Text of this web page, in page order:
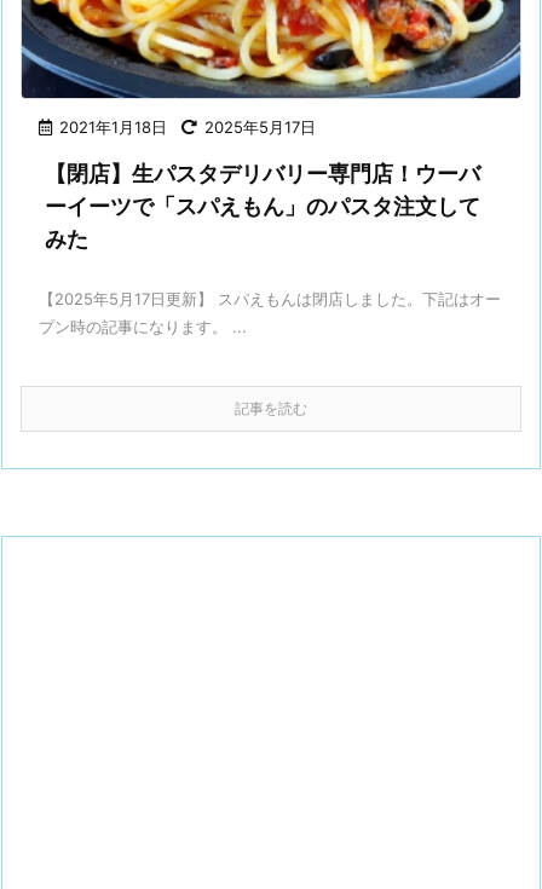
2021年1月18日 2025年5月17日
【閉店】生パスタデリバリー専門店！ウーバ
ーイーツで「スパえもん」のパスタ注文して
みた
【2025年5月17日更新】 スパえもんは閉店しました。下記はオー
プン時の記事になります。 ...
記事を読む